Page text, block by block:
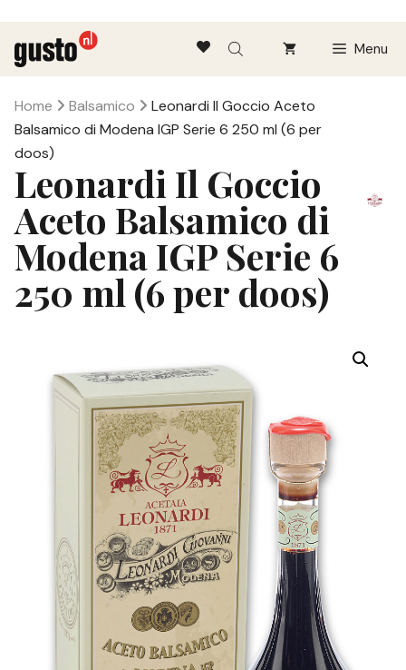
naar
de
inhoud
Menu
Home Balsamico
Leonardi Il Goccio Aceto
Balsamico di Modena IGP Serie 6 250 ml (6 per
doos)
Leonardi Il Goccio
Aceto Balsamico di
Modena IGP Serie 6
250 ml (6 per doos)